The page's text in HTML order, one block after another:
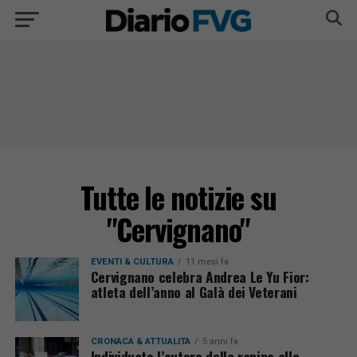
Tutte le notizie su
"Cervignano"
EVENTI & CULTURA 11 mesi fa
Cervignano celebra Andrea Le Yu Fior:
atleta dell’anno al Galà dei Veterani
CRONACA & ATTUALITÀ 5 anni fa